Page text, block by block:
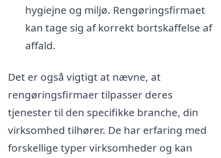
hygiejne og miljø. Rengøringsfirmaet
kan tage sig af korrekt bortskaffelse af
affald.
Det er også vigtigt at nævne, at
rengøringsfirmaer tilpasser deres
tjenester til den specifikke branche, din
virksomhed tilhører. De har erfaring med
forskellige typer virksomheder og kan